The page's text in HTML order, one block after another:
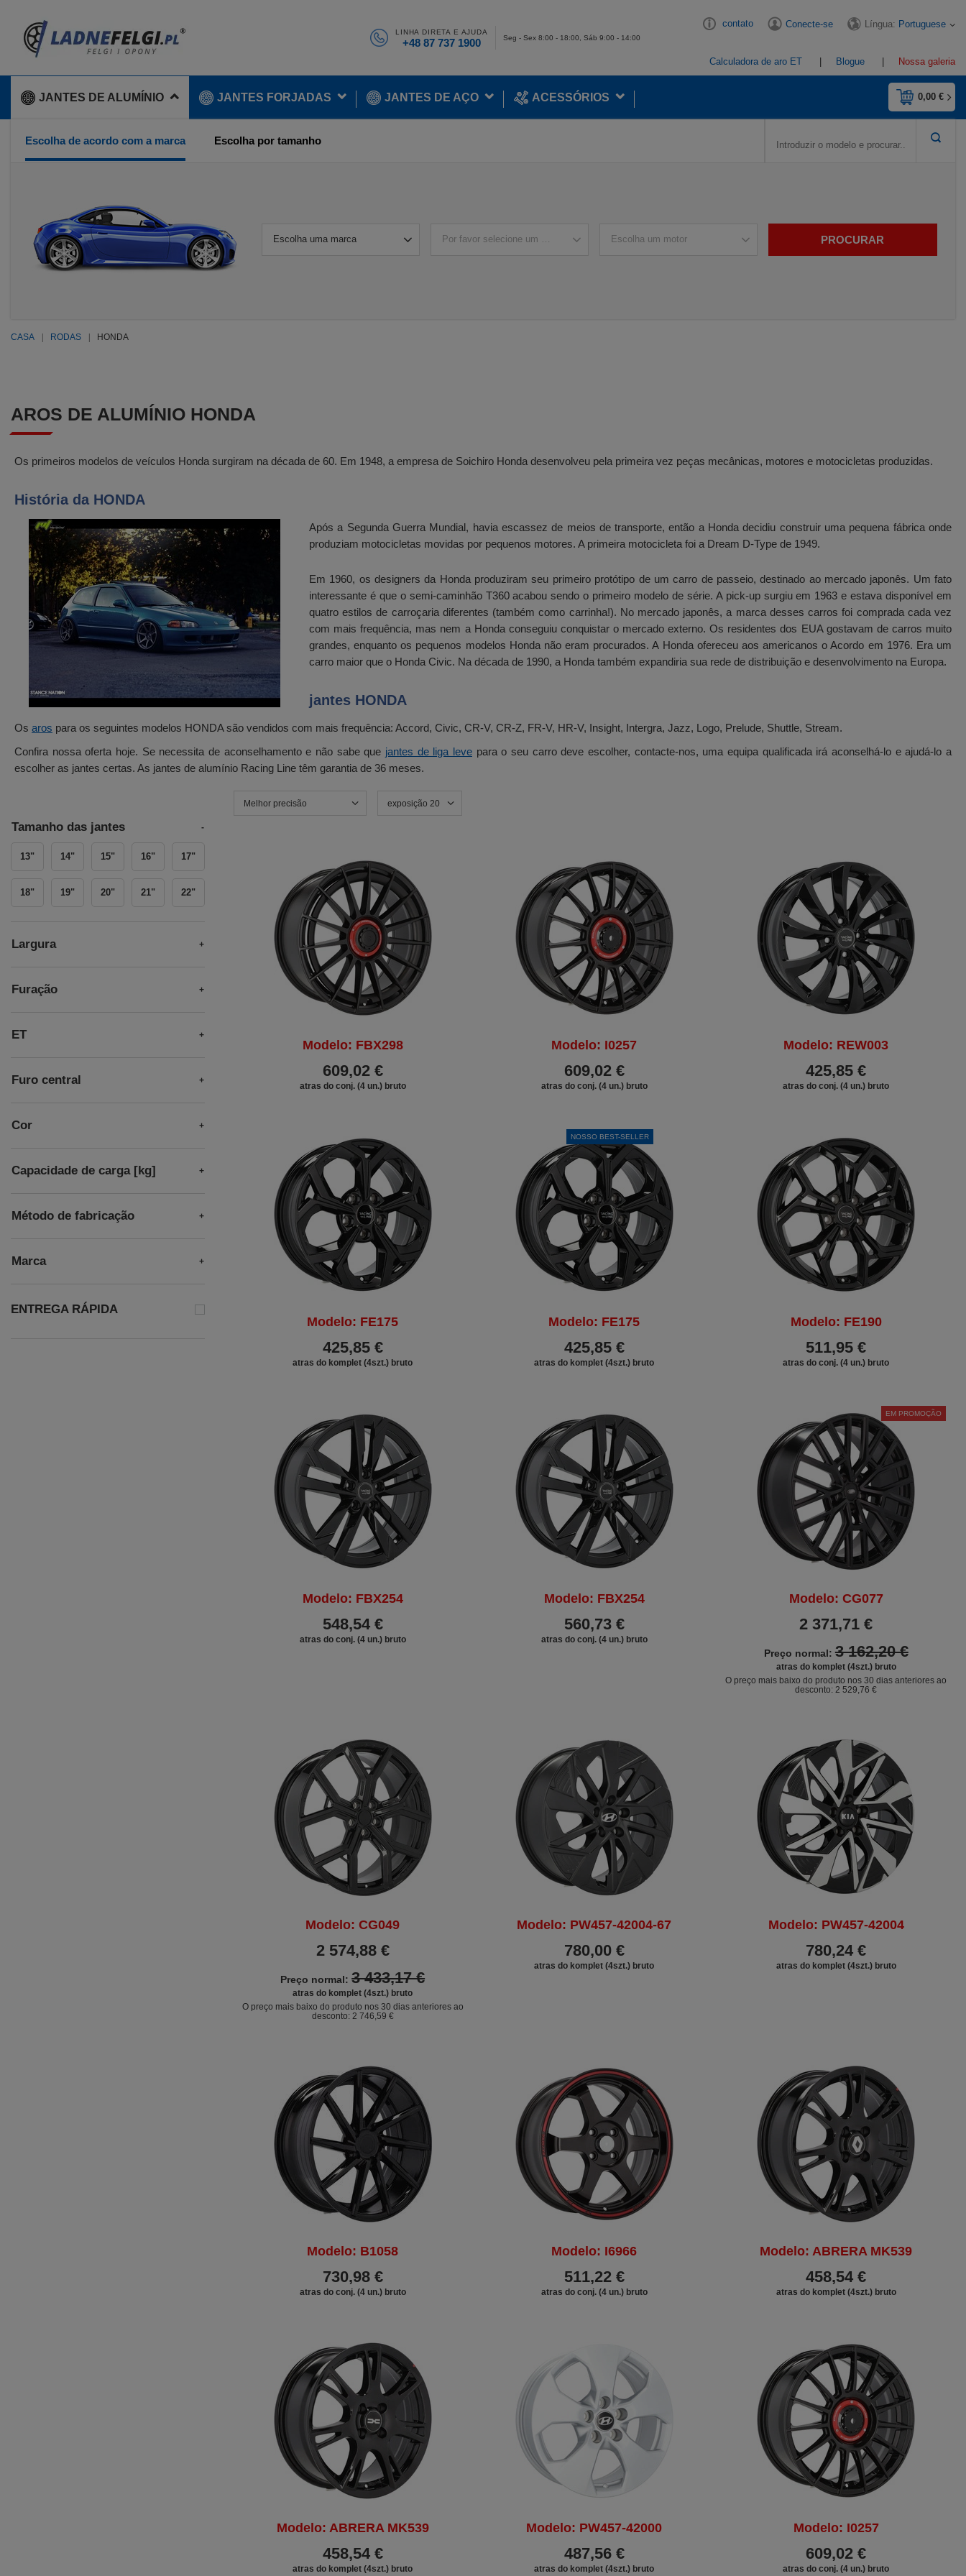
LINHA DIRETA E AJUDA
+48 87 737 1900 Seg - Sex 8:00 - 18:00, Sáb 9:00 - 14:00
contato Conecte-se Língua: Portuguese
Calculadora de aro ET Blogue Nossa galeria
0,00 €
JANTES DE ALUMÍNIO JANTES FORJADAS JANTES DE AÇO ACESSÓRIOS
Escolha de acordo com a marca Escolha por tamanho
Escolha uma marca Por favor selecione um modelo Escolha um motor PROCURAR
CASA RODAS HONDA
AROS DE ALUMÍNIO HONDA
Os primeiros modelos de veículos Honda surgiram na década de 60. Em 1948, a empresa de Soichiro Honda desenvolveu pela primeira vez peças mecânicas, motores e motocicletas produzidas.
História da HONDA
Após a Segunda Guerra Mundial, havia escassez de meios de transporte, então a Honda decidiu construir uma pequena fábrica onde
produziam motocicletas movidas por pequenos motores. A primeira motocicleta foi a Dream D-Type de 1949.
Em 1960, os designers da Honda produziram seu primeiro protótipo de um carro de passeio, destinado ao mercado japonês. Um fato
interessante é que o semi-caminhão T360 acabou sendo o primeiro modelo de série. A pick-up surgiu em 1963 e estava disponível em
quatro estilos de carroçaria diferentes (também como carrinha!). No mercado japonês, a marca desses carros foi comprada cada vez
com mais frequência, mas nem a Honda conseguiu conquistar o mercado externo. Os residentes dos EUA gostavam de carros muito
grandes, enquanto os pequenos modelos Honda não eram procurados. A Honda ofereceu aos americanos o Acordo em 1976. Era um
carro maior que o Honda Civic. Na década de 1990, a Honda também expandiria sua rede de distribuição e desenvolvimento na Europa.
jantes HONDA
Os aros para os seguintes modelos HONDA são vendidos com mais frequência: Accord, Civic, CR-V, CR-Z, FR-V, HR-V, Insight, Intergra, Jazz, Logo, Prelude, Shuttle, Stream.
Confira nossa oferta hoje. Se necessita de aconselhamento e não sabe que jantes de liga leve para o seu carro deve escolher, contacte-nos, uma equipa qualificada irá aconselhá-lo e ajudá-lo a
escolher as jantes certas. As jantes de alumínio Racing Line têm garantia de 36 meses.
Tamanho das jantes
13" 14" 15" 16" 17"
18" 19" 20" 21" 22"
Largura
Furação
ET
Furo central
Cor
Capacidade de carga [kg]
Método de fabricação
Marca
ENTREGA RÁPIDA
Melhor precisão exposição 20
Modelo: FBX298
609,02 €
atras do conj. (4 un.) bruto
Modelo: I0257
609,02 €
atras do conj. (4 un.) bruto
Modelo: REW003
425,85 €
atras do conj. (4 un.) bruto
Modelo: FE175
425,85 €
atras do komplet (4szt.) bruto
NOSSO BEST-SELLER
Modelo: FE175
425,85 €
atras do komplet (4szt.) bruto
Modelo: FE190
511,95 €
atras do conj. (4 un.) bruto
Modelo: FBX254
548,54 €
atras do conj. (4 un.) bruto
Modelo: FBX254
560,73 €
atras do conj. (4 un.) bruto
EM PROMOÇÃO
Modelo: CG077
Preço normal: 3 162,20 €
2 371,71 €
atras do komplet (4szt.) bruto
O preço mais baixo do produto nos 30 dias anteriores ao
desconto:2 529,76 €
Modelo: CG049
Preço normal:3 433,17 €
2 574,88 €
atras do komplet (4szt.) bruto
O preço mais baixo do produto nos 30 dias anteriores ao
desconto: 2 746,59 €
Modelo: PW457-42004-67
780,00 €
atras do komplet (4szt.) bruto
Modelo: PW457-42004
780,24 €
atras do komplet (4szt.) bruto
Modelo: B1058
730,98 €
atras do conj. (4 un.) bruto
Modelo: I6966
511,22 €
atras do conj. (4 un.) bruto
Modelo: ABRERA MK539
458,54 €
atras do komplet (4szt.) bruto
Modelo: ABRERA MK539
458,54 €
atras do komplet (4szt.) bruto
Modelo: PW457-42000
487,56 €
atras do komplet (4szt.) bruto
Modelo: I0257
609,02 €
atras do conj. (4 un.) bruto